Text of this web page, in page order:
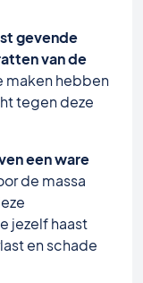
gevende
van de
maken hebben
tegen deze
een ware
de massa
jezelf haast
en schade